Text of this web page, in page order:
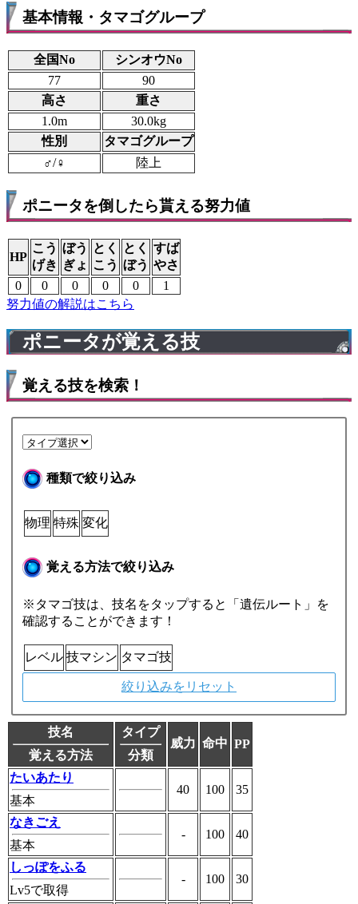
基本情報・タマゴグループ
全国No
シンオウNo
77
90
高さ
重さ
1.0m
30.0kg
性別
タマゴグループ
♂/♀
陸上
ポニータを倒したら貰える努力値
HP
こう
げき
ぼう
ぎょ
とく
こう
とく
ぼう
すば
やさ
0
0 0 0 0
1
努力値の解説はこちら
ポニータが覚える技
覚える技を検索！
種類で絞り込み
物理 特殊 変化
覚える方法で絞り込み
※タマゴ技は、技名をタップすると「遺伝ルート」を
確認することができます！
レベル 技マシン タマゴ技
絞り込みをリセット
技名
覚える方法
タイプ
分類
威力 命中 PP
たいあたり
基本
40 100 35
なきごえ
基本
- 100 40
しっぽをふる
Lv5で取得
- 100 30